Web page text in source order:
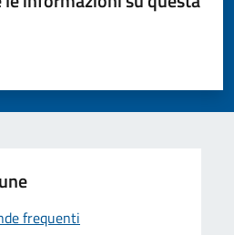
su 5
su 5
5
frequenti